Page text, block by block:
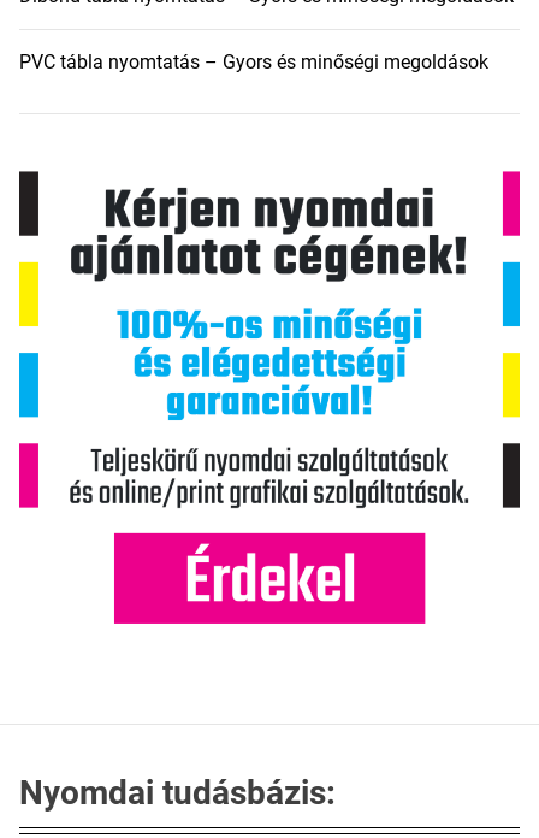
PVC tábla nyomtatás – Gyors és minőségi megoldások
Nyomdai tudásbázis: